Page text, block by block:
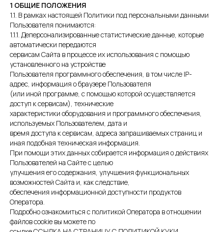
1 ОБЩИЕ ПОЛОЖЕНИЯ
1.1. В рамках настоящей Политики под персональными данными
Пользователя понимаются:
1.1.1. Деперсонализированные статистические данные, которые
автоматически передаются
сервисам Сайта в процессе их использования с помощью
установленного на устройстве
Пользователя программного обеспечения, в том числе IP-
адрес, информация о браузере Пользователя
(или иной программе, с помощью которой осуществляется
доступ к сервисам), технические
характеристики оборудования и программного обеспечения,
используемых Пользователем, дата и
время доступа к сервисам, адреса запрашиваемых страниц и
иная подобная техническая информация.
При помощи этих данных собирается информация о действиях
Пользователей на Сайте с целью
улучшения его содержания, улучшения функциональных
возможностей Сайта и, как следствие,
обеспечения информационной доступности продуктов
Оператора.
Подробно ознакомиться с политикой Оператора в отношении
файлов cookie вы можете по